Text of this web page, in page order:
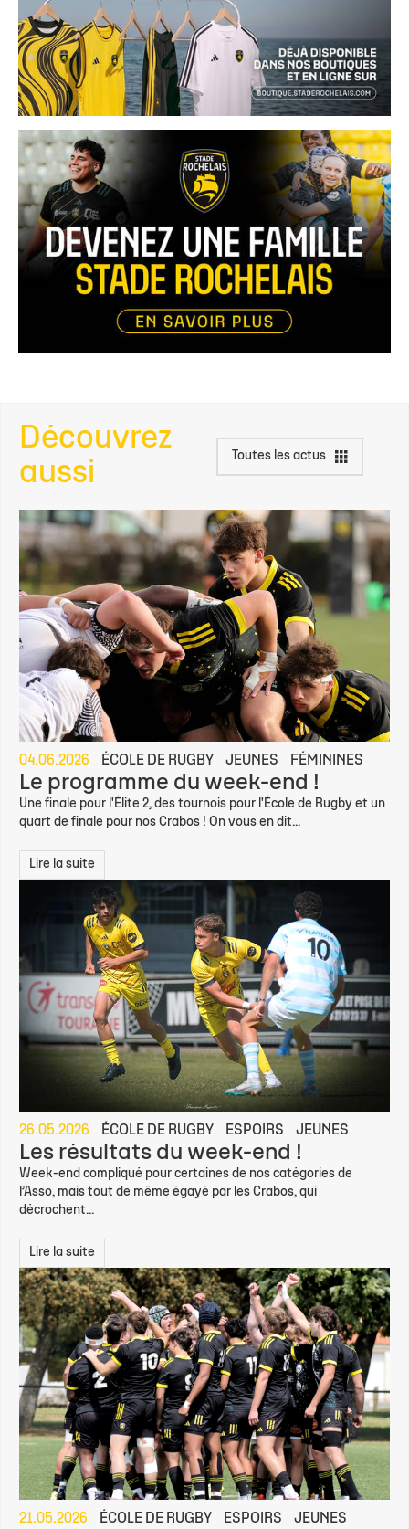
Découvrez
aussi
Toutes les actus
04.06.2026 ÉCOLE DE RUGBY JEUNES FÉMININES
Le programme du week-end !
Une finale pour l'Élite 2, des tournois pour l'École de Rugby et un
quart de finale pour nos Crabos ! On vous en dit...
Lire la suite
26.05.2026 ÉCOLE DE RUGBY ESPOIRS JEUNES
Les résultats du week-end !
Week-end compliqué pour certaines de nos catégories de
l’Asso, mais tout de même égayé par les Crabos, qui
décrochent...
Lire la suite
21.05.2026 ÉCOLE DE RUGBY ESPOIRS JEUNES